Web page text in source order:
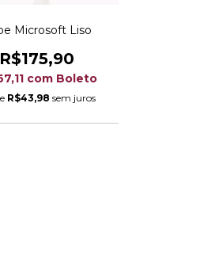
Microsoft Liso
R$175,90
com Boleto
R$43,98 sem juros